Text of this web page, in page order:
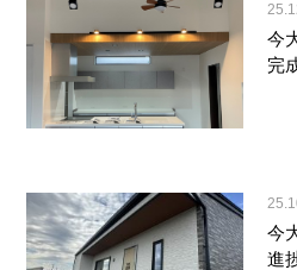
今
完
今
進